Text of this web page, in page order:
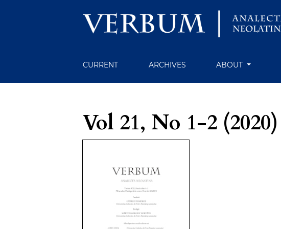
CURRENT ARCHIVES ABOUT
Vol 21, No 1-2 (2020)